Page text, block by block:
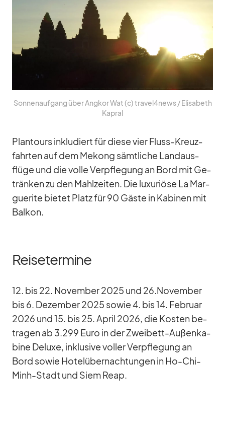
Son­nen­auf­gang über Ang­kor Wat (c) travel4news /​ Eli­sa­beth
Ka­pral
Plan­tours in­klu­diert für diese vier Fluss-Kreuz­
fahr­ten auf dem Me­kong sämt­li­che Land­aus­
flüge und die volle Ver­pfle­gung an Bord mit Ge­
trän­ken zu den Mahl­zei­ten. Die lu­xu­riöse La Mar­
gue­rite bie­tet Platz für 90 Gäste in Ka­bi­nen mit
Bal­kon.
Reisetermine
12. bis 22. No­vem­ber 2025 und 26.November
bis 6. De­zem­ber 2025 so­wie 4. bis 14. Fe­bruar
2026 und 15. bis 25. April 2026, die Kos­ten be­
tra­gen ab 3.299 Euro in der Zwei­bett-Au­ßen­ka­
bine De­luxe, in­klu­sive vol­ler Ver­pfle­gung an
Bord so­wie Ho­tel­über­nach­tun­gen in Ho-Chi-
Minh-Stadt und Siem Reap.